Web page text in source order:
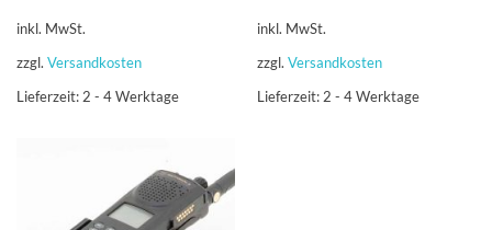
inkl. MwSt.
zzgl. Versandkosten
Lieferzeit: 2 - 4 Werktage
inkl. MwSt.
zzgl. Versandkosten
Lieferzeit: 2 - 4 Werktage